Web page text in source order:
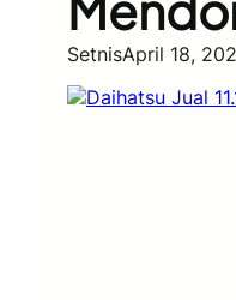
SetnisApril 18,